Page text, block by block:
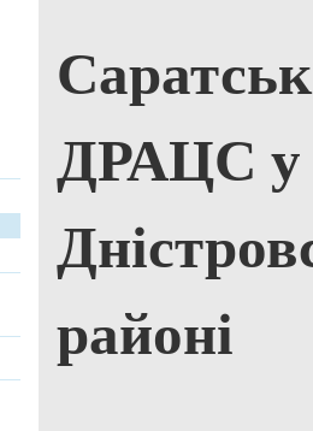
ДРАЦС у
районі